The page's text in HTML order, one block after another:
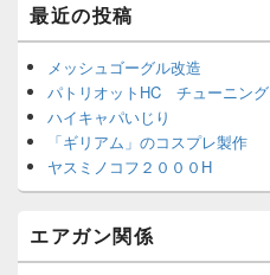
最近の投稿
メッシュゴーグル改造
パトリオットHC チューニング
ハイキャパいじり
「ギリアム」のコスプレ製作
ヤスミノコフ２０００H
エアガン関係